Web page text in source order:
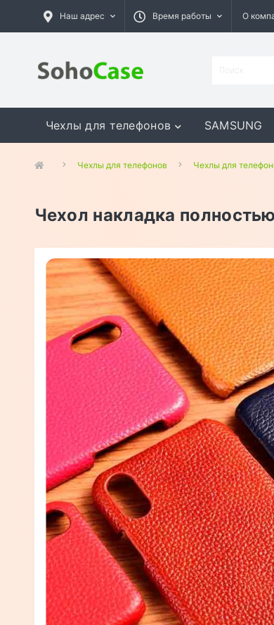
Наш адрес Время работы О
Чехлы для телефонов SAMSUNG
GOOGLE MEIZU ASUS
Чехлы для телефонов Чехлы для
Чехол накладка